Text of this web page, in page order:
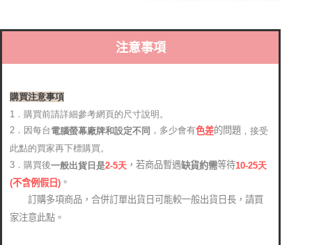
注意事項
購買注意事項
1．購買前請詳細參考網頁的尺寸說明。
2．因每台電腦螢幕廠牌和設定不同 ，多少會有色差的問題 ，接受
此點的買家再下標購買。
3．購買後一般出貨日是2-5天 ，若商品暫遇缺貨約需等待10-25天
(不含例假日) 。
訂購多項商品，合併訂單出貨日可能較一般出貨日長，請買
家注意此點。